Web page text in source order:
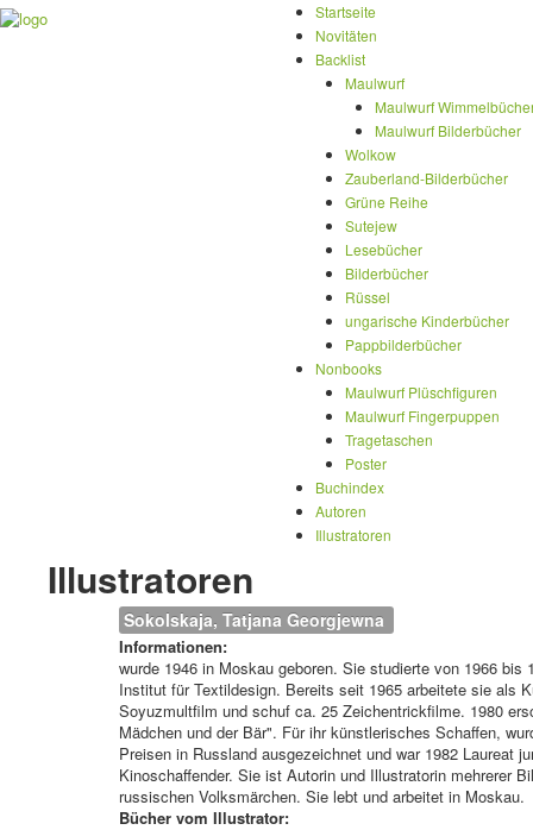
Startseite
Novitäten
Backlist
Maulwurf
Maulwurf
Maulwurf Bilderbücher
Wolkow
Zauberland-Bilderbücher
Grüne Reihe
Sutejew
Lesebücher
Bilderbücher
Rüssel
ungarische Kinderbücher
Pappbilderbücher
Nonbooks
Maulwurf Plüschfiguren
Maulwurf Fingerpuppen
Tragetaschen
Poster
Buchindex
Autoren
Illustratoren
Illustratoren
Sokolskaja, Tatjana Georgjewna
Informationen:
wurde 1946 in Moskau geboren. Sie studierte von 1966 bis
Institut für Textildesign. Bereits seit 1965 arbeitete sie als
Soyuzmultfilm und schuf ca. 25 Zeichentrickfilme. 1980
Mädchen und der Bär". Für ihr künstlerisches Schaffen,
Preisen in Russland ausgezeichnet und war 1982 Laureat
Kinoschaffender. Sie ist Autorin und Illustratorin mehrerer
russischen Volksmärchen. Sie lebt und arbeitet in Moskau.
Bücher vom Illustrator: